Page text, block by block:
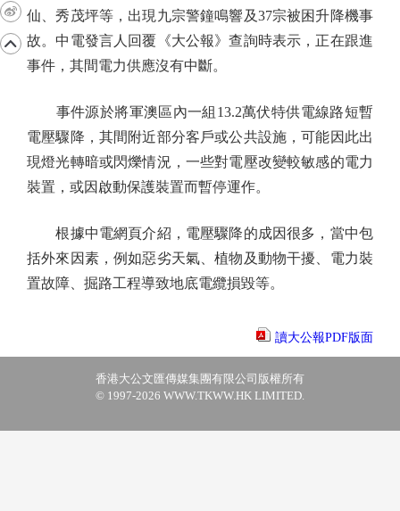
仙、秀茂坪等，出現九宗警鐘鳴響及37宗被困升降機事
故。中電發言人回覆《大公報》查詢時表示，正在跟進
事件，其間電力供應沒有中斷。
事件源於將軍澳區內一組13.2萬伏特供電線路短暫
電壓驟降，其間附近部分客戶或公共設施，可能因此出
現燈光轉暗或閃爍情況，一些對電壓改變較敏感的電力
裝置，或因啟動保護裝置而暫停運作。
根據中電網頁介紹，電壓驟降的成因很多，當中包
括外來因素，例如惡劣天氣、植物及動物干擾、電力裝
置故障、掘路工程導致地底電纜損毀等。
讀大公報PDF版面
香港大公文匯傳媒集團有限公司版權所有
© 1997-2026 WWW.TKWW.HK LIMITED.